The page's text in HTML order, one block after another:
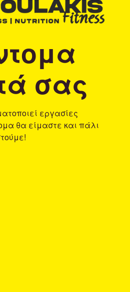
σας
εργασίες
θα είμαστε και πάλι